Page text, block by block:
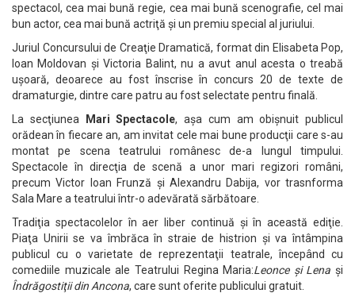
spectacol, cea mai bună regie, cea mai bună scenografie, cel mai
bun actor, cea mai bună actriţă şi un premiu special al juriului.
Juriul Concursului de Creaţie Dramatică, format din Elisabeta Pop,
Ioan Moldovan şi Victoria Balint, nu a avut anul acesta o treabă
uşoară, deoarece au fost înscrise în concurs 20 de texte de
dramaturgie, dintre care patru au fost selectate pentru finală.
La secţiunea
Mari Spectacole, aşa cum am obişnuit publicul
orădean în fiecare an, am invitat cele mai bune producţii care s-au
montat pe scena teatrului românesc de-a lungul timpului.
Spectacole în direcţia de scenă a unor mari regizori români,
precum Victor Ioan Frunză şi Alexandru Dabija, vor trasnforma
Sala Mare a teatrului într-o adevărată sărbătoare.
Tradiţia spectacolelor în aer liber continuă şi în această ediţie.
Piaţa Unirii se va îmbrăca în straie de histrion şi va întâmpina
publicul cu o varietate de reprezentaţii teatrale, începând cu
comediile muzicale ale Teatrului Regina Maria:Leonce şi Lena şi
Îndrăgostiţii din Ancona, care sunt oferite publicului gratuit.